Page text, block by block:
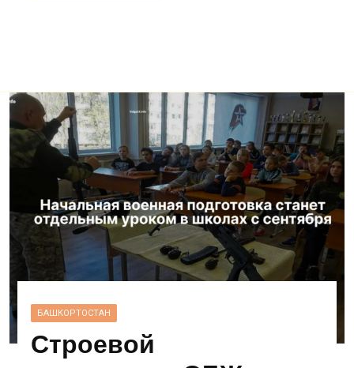
БАШКОРТОСТАН
Строевой